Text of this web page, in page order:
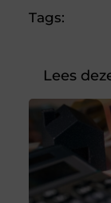
Tags:
Lees